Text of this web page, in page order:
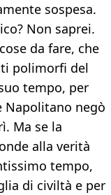
sospesa.
Non saprei.
da fare, che
polimorfi del
tempo, per
Napolitano negò
Ma se la
alla verità
tempo,
di civiltà e per